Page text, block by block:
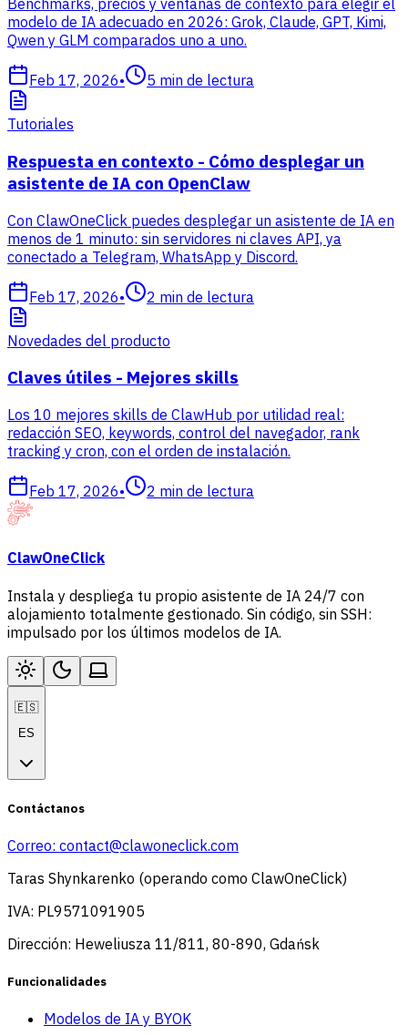
Benchmarks, precios y ventanas de contexto para elegir el
modelo de IA adecuado en 2026: Grok, Claude, GPT, Kimi,
Qwen y GLM comparados uno a uno.
Feb 17, 2026• 5 min de lectura
Tutoriales
Respuesta en contexto - Cómo desplegar un
asistente de IA con OpenClaw
Con ClawOneClick puedes desplegar un asistente de IA en
menos de 1 minuto: sin servidores ni claves API, ya
conectado a Telegram, WhatsApp y Discord.
Feb 17, 2026• 2 min de lectura
Novedades del producto
Claves útiles - Mejores skills
Los 10 mejores skills de ClawHub por utilidad real:
redacción SEO, keywords, control del navegador, rank
tracking y cron, con el orden de instalación.
Feb 17, 2026• 2 min de lectura
ClawOneClick
Instala y despliega tu propio asistente de IA 24/7 con
alojamiento totalmente gestionado. Sin código, sin SSH:
impulsado por los últimos modelos de IA.
🇪🇸
ES
Contáctanos
Correo: contact@clawoneclick.com
Taras Shynkarenko (operando como ClawOneClick)
IVA: PL9571091905
Dirección: Heweliusza 11/811, 80-890, Gdańsk
Funcionalidades
Modelos de IA y BYOK